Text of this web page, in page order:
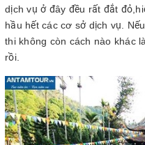
dịch vụ ở đây đều rất đắt
hầu hết các cơ sở dịch vụ.
thi không còn cách nào khác
rồi.